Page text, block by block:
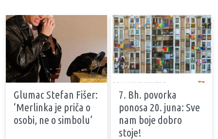
Glumac Stefan Fišer:
‘Merlinka je priča o
osobi, ne o simbolu’
7. Bh. povorka
ponosa 20. juna: Sve
nam boje dobro
stoje!